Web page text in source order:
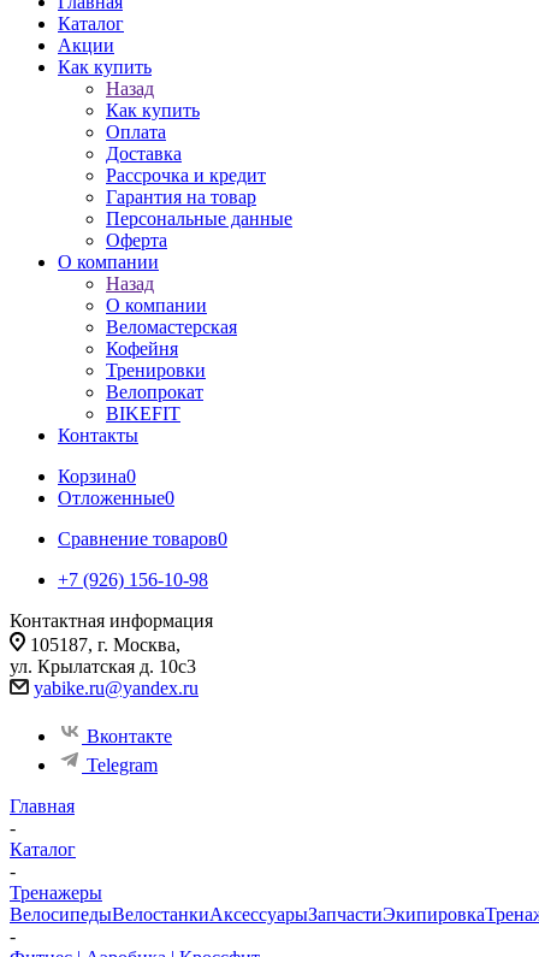
Каталог
Акции
Как купить
Назад
Как купить
Оплата
Доставка
Рассрочка и кредит
Гарантия на товар
Персональные данные
Оферта
О компании
Назад
О компании
Веломастерская
Кофейня
Тренировки
Велопрокат
BIKEFIT
Контакты
Корзина0
Отложенные0
Сравнение товаров0
+7 (926) 156-10-98
Контактная информация
105187, г. Москва,
ул. Крылатская д. 10с3
yabike.ru@yandex.ru
Вконтакте
Telegram
Главная
-
Каталог
-
Тренажеры
ВелосипедыВелостанкиАксессуарыЗапчастиЭкипировка
-